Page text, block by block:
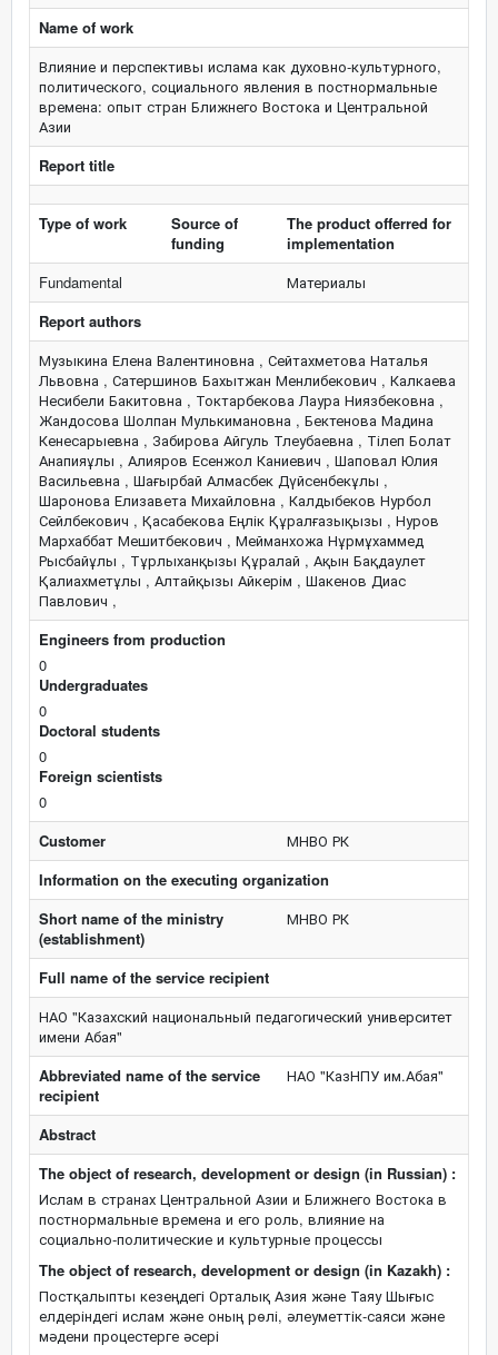
Name of work
Влияние и перспективы ислама как духовно-культурного,
политического, социального явления в постнормальные
времена: опыт стран Ближнего Востока и Центральной
Азии
Report title
Type of work
Source of
funding
The product offerred for
implementation
Fundamental
Материалы
Report authors
Музыкина Елена Валентиновна , Сейтахметова Наталья
Львовна , Сатершинов Бахытжан Менлибекович , Калкаева
Несибели Бакитовна , Токтарбекова Лаура Ниязбековна ,
Жандосова Шолпан Мулькимановна , Бектенова Мадина
Кенесарыевна , Забирова Айгуль Тлеубаевна , Тілеп Болат
Анапияұлы , Алияров Есенжол Каниевич , Шаповал Юлия
Васильевна , Шағырбай Алмасбек Дүйсенбекұлы ,
Шаронова Елизавета Михайловна , Калдыбеков Нурбол
Сейлбекович , Қасабекова Еңлік Құралғазықызы , Нуров
Мархаббат Мешитбекович , Мейманхожа Нұрмұхаммед
Рысбайұлы , Тұрлыханқызы Құралай , Ақын Бақдаулет
Қалиахметұлы , Алтайқызы Айкерім , Шакенов Диас
Павлович ,
Engineers from production
0
Undergraduates
0
Doctoral students
0
Foreign scientists
0
Customer
МНВО РК
Information on the executing organization
Short name of the ministry
(establishment)
МНВО РК
Full name of the service recipient
НАО "Казахский национальный педагогический университет
имени Абая"
Abbreviated name of the service
recipient
НАО "КазНПУ им.Абая"
Abstract
The object of research, development or design (in Russian) :
Ислам в странах Центральной Азии и Ближнего Востока в
постнормальные времена и его роль, влияние на
социально-политические и культурные процессы
The object of research, development or design (in Kazakh) :
Постқалыпты кезеңдегі Орталық Азия және Таяу Шығыс
елдеріндегі ислам және оның рөлі, әлеуметтік-саяси және
мәдени процестерге әсері